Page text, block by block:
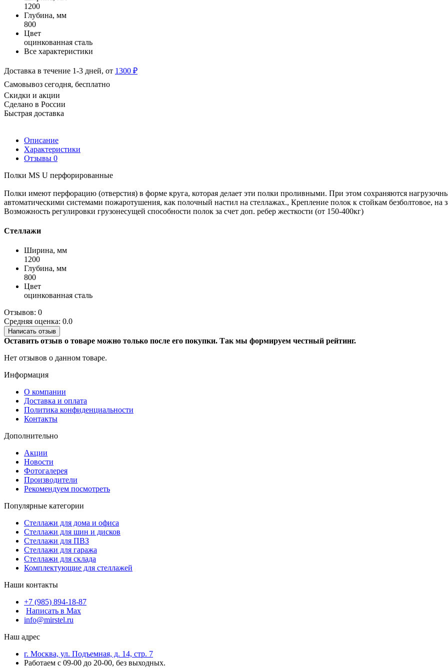
1200
Глубина, мм
800
Цвет
оцинкованная сталь
Все характеристики
Доставка в течение 1-3 дней, от 1300 ₽
Самовывоз сегодня, бесплатно
Скидки и акции
Сделано в России
Быстрая доставка
Описание
Характеристики
Отзывы 0
Полки MS U перфорированные
Полки имеют перфорацию (отверстия) в форме круга, которая делает эти полки проливными. При этом сохраняются
автоматическими системами пожаротушения, как полочный настил на стеллажах., Крепление полок к стойкам безболтовое,
Возможность регулировки грузонесущей способности полок за счет доп. ребер жесткости (от 150-400кг)
Стеллажи
Ширина, мм
1200
Глубина, мм
800
Цвет
оцинкованная сталь
Отзывов: 0
Средняя оценка: 0.0
Написать отзыв
Оставить отзыв о товаре можно только после его покупки. Так мы формируем честный рейтинг.
Нет отзывов о данном товаре.
Информация
О компании
Доставка и оплата
Политика конфиденциальности
Контакты
Дополнительно
Акции
Новости
Фотогалерея
Производители
Рекомендуем посмотреть
Популярные категории
Стеллажи для дома и офиса
Стеллажи для шин и дисков
Стеллажи для ПВЗ
Стеллажи для гаража
Стеллажи для склада
Комплектующие для стеллажей
Наши контакты
+7 (985) 894-18-87
Написать в Max
info@mirstel.ru
Наш адрес
г. Москва, ул. Подъемная, д. 14, стр. 7
Работаем с 09-00 до 20-00, без выходных.